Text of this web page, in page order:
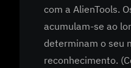
com a AlienTools.
acumulam-se ao
determinam o seu
reconhecimento.